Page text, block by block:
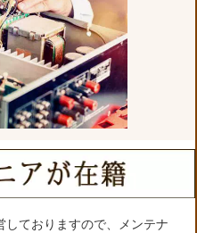
しておりますので、メンテナ